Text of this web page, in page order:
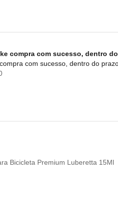
compra com sucesso, dentro
com sucesso, dentro do
Bicicleta Premium Luberetta 15Ml